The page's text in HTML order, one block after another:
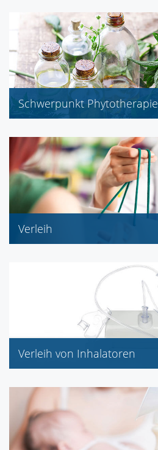
Schwerpunkt Phytotherapie
Verleih
Verleih von Inhalatoren